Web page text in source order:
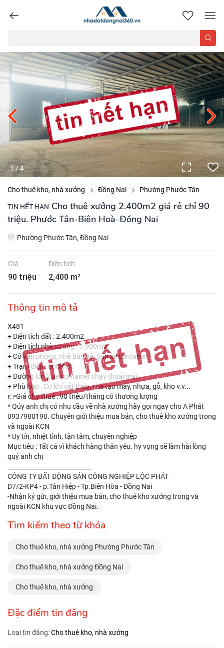
nhadatdongnai360.vn
1/4
Cho thuê kho, nhà xưởng Đồng Nai Phường Phước Tân
TIN HẾT HẠN Cho thuê xưởng 2.400m2 giá rẻ chỉ 90
triệu. Phước Tân-Biên Hoà-Đồng Nai
Phường Phước Tân, Đồng Nai
Giá
90 triệu
Diện tích
2,400 m²
Thông tin mô tả
X481
+ Diện tích đất : 2.400m2
+ Diện tích nhà xưởng : 1.900m2
+ Có văn phòng, nhà bảo vệ. Sân xe container
+ Trạm điện : 800KVA
+ Đường lớn 2 xe container chạy thoải mái.
+ Phù hợp : Cơ khí sắt thép, chế tạo máy, nhựa, gỗ, kho v.v...
👉Giá cho thuê : 90 triệu/tháng có thương lượng
* Qúy anh chị có nhu cầu về nhà xưởng hãy gọi ngay cho A Phát
0937980190. Chuyên giới thiệu mua bán, cho thuê kho xưởng trong
và ngoài KCN
* Uy tín, nhiệt tình, tận tâm, chuyên nghiệp
Mục tiêu : Tất cả vì khách hàng thân yêu. hy vọng sẽ làm hài lòng
quý anh chị
CÔNG TY BẤT ĐỘNG SẢN CÔNG NGHIỆP LỘC PHÁT
D7/2-KP4 - p.Tân Hiệp - Tp.Biên Hòa - Đồng Nai
-Nhận ký gửi, giới thiệu mua bán, cho thuê kho xưởng trong và
ngoài KCN khu vực Đồng Nai.
Tìm kiếm theo từ khóa
Cho thuê kho, nhà xưởng Phường Phước Tân
Cho thuê kho, nhà xưởng Đồng Nai
Cho thuê kho, nhà xưởng
Đặc điểm tin đăng
Loại tin đăng:Cho thuê kho, nhà xưởng